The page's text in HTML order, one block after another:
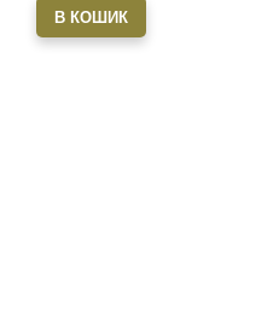
В КОШИК